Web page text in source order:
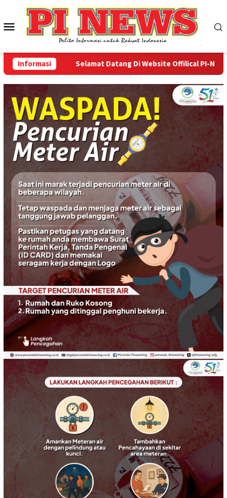
konten
Menu
Mobile
Informasi Selamat Datang Di Website Offilical PI-News